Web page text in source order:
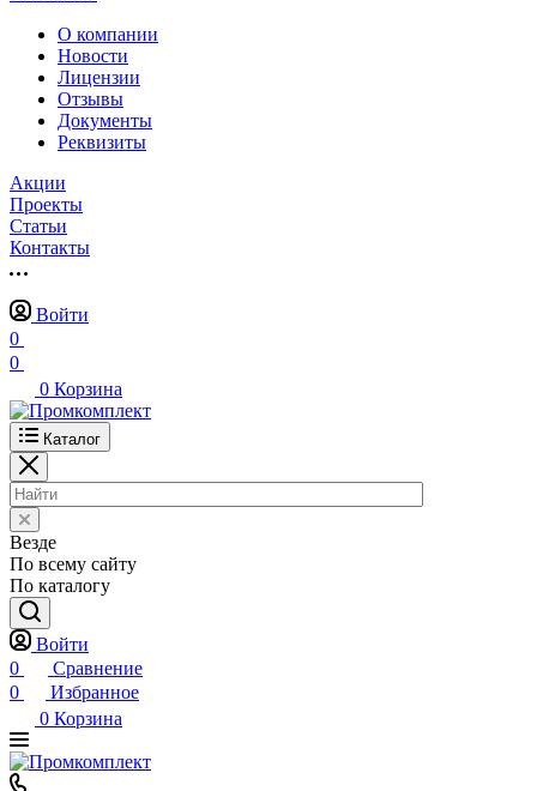
О компании
Новости
Лицензии
Отзывы
Документы
Реквизиты
Акции
Проекты
Статьи
Контакты
Войти
0
0
0 Корзина
Каталог
Везде
По всему сайту
По каталогу
Войти
0
Сравнение
0
Избранное
0 Корзина